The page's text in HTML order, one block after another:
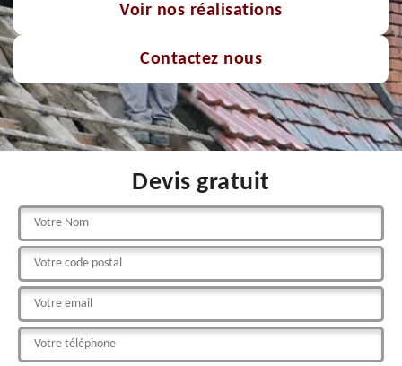
Voir nos réalisations
Contactez nous
Devis gratuit